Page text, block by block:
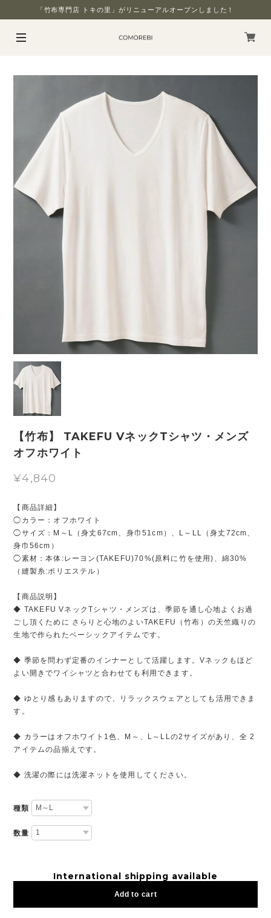
「竹布専門店 トキの里」がリニューアルオープンしました！
【竹布】 TAKEFU VネックTシャツ・メンズ
オフホワイト
¥4,840
【商品詳細】
◯カラー：オフホワイト
◯サイズ：M～L（身丈67cm、身巾51cm）、L～LL（身丈72cm、
身巾56cm）
◯素材：本体:レーヨン(TAKEFU)70%(原料に竹を使用)、綿30%
（縫製糸:ポリエステル）
【商品説明】
◆ TAKEFU VネックTシャツ・メンズは、季節を通し心地よくお過
ごし頂くために さらりと心地のよいTAKEFU（竹布）の天竺織りの
生地で作られたベーシックアイテムです。
◆ 季節を問わず定番のインナーとして活躍します。Vネックもほど
よい開きでワイシャツと合わせても利用できます。
◆ ゆとり感もありますので、リラックスウェアとしても活用できま
す。
◆ カラーはオフホワイト1色、M～、L～LLの2サイズがあり、全 2
アイテムの品揃えです。
◆ 洗濯の際には洗濯ネットを使用してください。
種類
数量
International shipping available
Add to cart